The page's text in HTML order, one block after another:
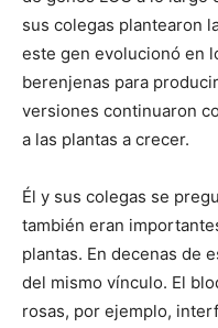
sus colegas plantearon
este gen evolucionó en
berenjenas para
versiones continuaron
a las plantas a crecer.
Él y sus colegas se
también eran
plantas. En decenas de
del mismo vínculo. El
rosas, por ejemplo,